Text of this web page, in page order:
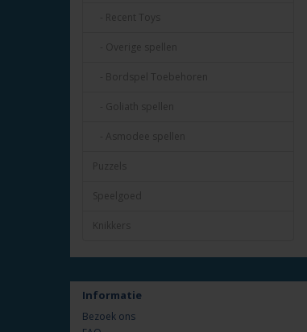
- Recent Toys
- Overige spellen
- Bordspel Toebehoren
- Goliath spellen
- Asmodee spellen
Puzzels
Speelgoed
Knikkers
Informatie
Bezoek ons